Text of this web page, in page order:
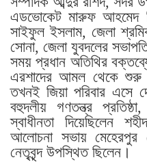
এডভোকেট মারুফ আহমেদ
সাইফুল ইসলাম, জেলা
সোনা, জেলা যুবদলের
সময় প্রধান অতিথির
এরশাদের আমল থেকে শুরু
তখনই জিয়া পরিবার এসে
বহুদলীয় গণতন্ত্র
স্বাধীনতা দিয়েছিলেন
আলোচনা সভায় মেহেরপুর
নেতৃবৃন্দ উপস্থিত ছিলেন।